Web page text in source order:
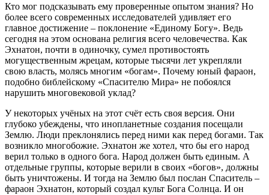
Кто мог подсказывать ему проверенные опытом знания? Но
более всего современных исследователей удивляет его
главное достижение – поклонение «Единому Богу». Ведь
сегодня на этом основана религия всего человечества. Как
Эхнатон, почти в одиночку, сумел противостоять
могущественным жрецам, которые тысячи лет укрепляли
свою власть, молясь многим «богам». Почему юный фараон,
подобно библейскому «Спасителю Мира» не побоялся
нарушить многовековой уклад?
У некоторых учёных на этот счёт есть своя версия. Они
глубоко убеждены, что инопланетные создания посещали
Землю. Люди преклонялись перед ними как перед богами. Так
возникло многобожие. Эхнатон же хотел, что бы его народ
верил только в одного бога. Народ должен быть единым. А
отдельные группы, которые верили в своих «богов», должны
быть уничтожены. И тогда на Землю был послан Спаситель –
фараон Эхнатон, который создал культ Бога Солнца. И он